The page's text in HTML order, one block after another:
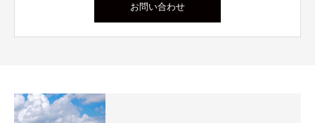
お問い合わせ